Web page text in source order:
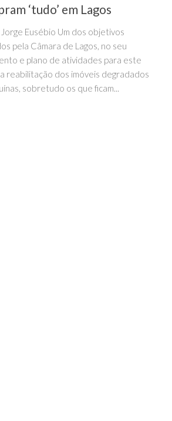
‘tudo’ em Lagos
Eusébio Um dos objetivos
pela Câmara de Lagos, no seu
e plano de atividades para este
reabilitação dos imóveis degradados
sobretudo os que ficam...